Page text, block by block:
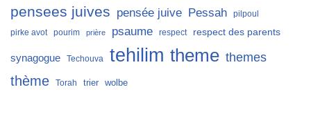
pensees juives pensée juive Pessah
pilpoul
pirke avot
pourim prière psaume respect respect des parents
synagogue Techouva tehilim theme themes
thème Torah trier wolbe